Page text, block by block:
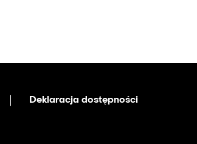
Deklaracja dostępności